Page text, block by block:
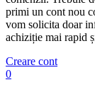
primi un cont nou
vom solicita doar
achiziție mai rapid
Creare cont
0